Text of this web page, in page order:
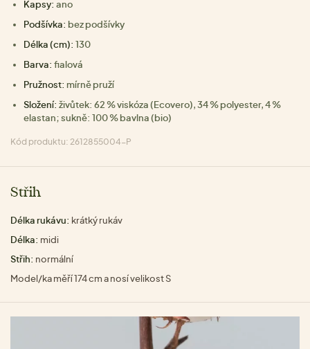
Kapsy: ano
Podšívka: bez podšívky
Délka (cm): 130
Barva: fialová
Pružnost: mírně pruží
Složení: živůtek: 62 % viskóza (Ecovero), 34 % polyester, 4 %
elastan; sukně: 100 % bavlna (bio)
Kód produktu: 2612855004-P
Střih
Délka rukávu: krátký rukáv
Délka: midi
Střih: normální
Model/ka měří 174 cm a nosí velikost S